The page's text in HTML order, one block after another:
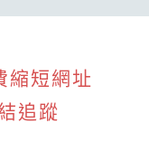
縮短網址
追蹤